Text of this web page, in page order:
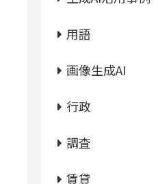
用語
画像生成AI
行政
調査
賃貸